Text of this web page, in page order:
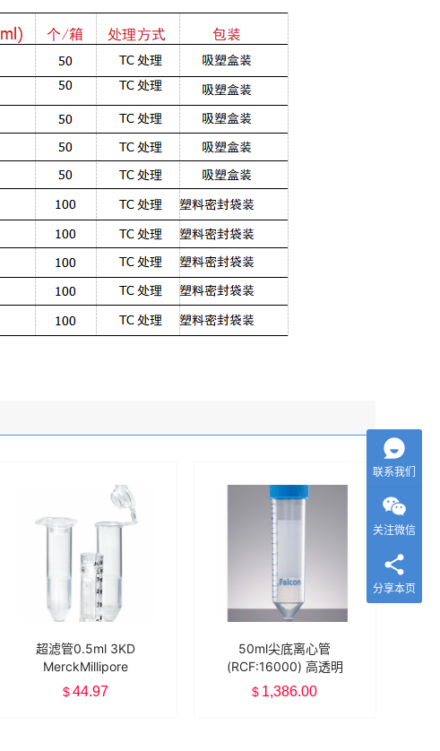
超滤管0.5ml 3KD
MerckMillipore
UFC5003BK
$ 44.97
50ml尖底离心管
(RCF:16000) 高透明
度聚丙烯 Falcon
352070
$ 1,386.00
联系我们
关注微信
分享本页